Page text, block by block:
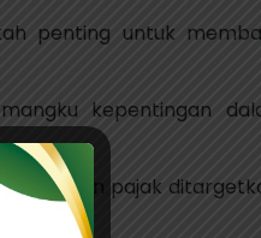
penting untuk
kepentingan
pajak